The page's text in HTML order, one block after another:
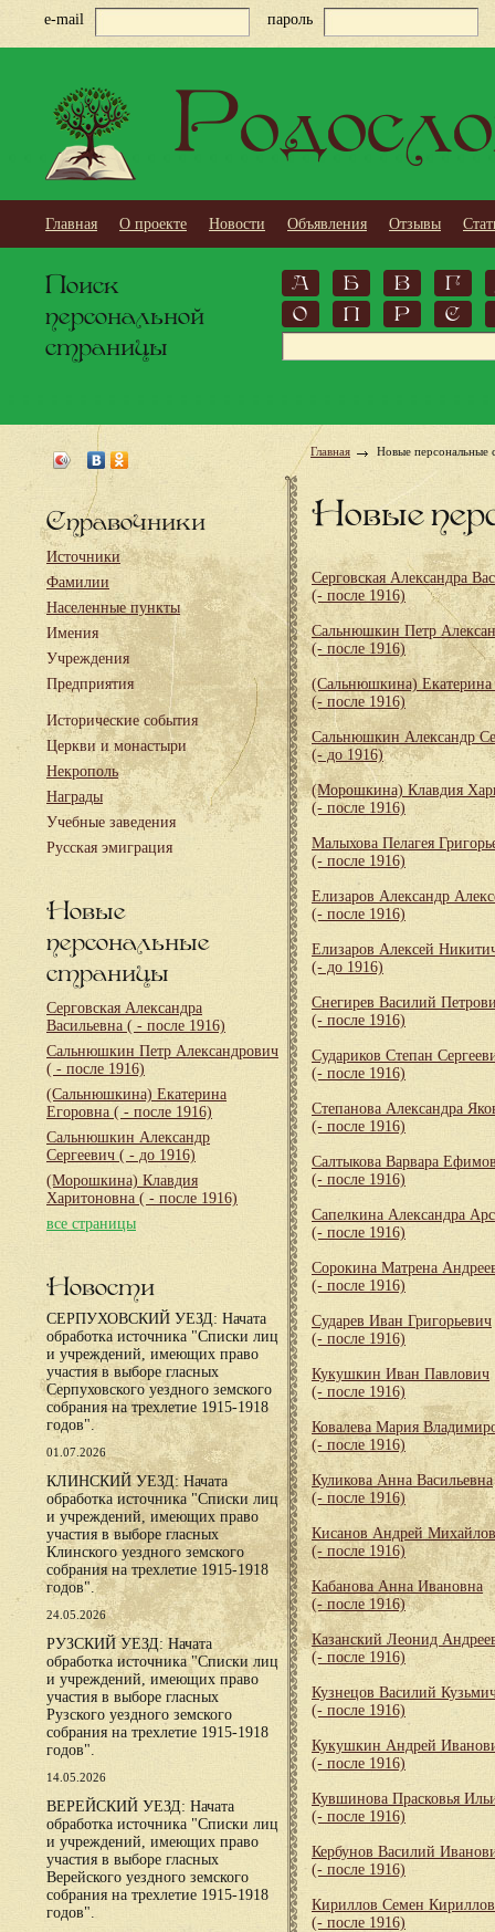
e-mail пароль
Главная О проекте Новости Объявления Отзывы
Поиск
персональной
страницы
А Б В
Г
О
П Р С
Справочники
Источники
Фамилии
Населенные пункты
Имения
Учреждения
Предприятия
Исторические события
Церкви и монастыри
Некрополь
Награды
Учебные заведения
Русская эмиграция
Новые
персональные
страницы
Серговская Александра
Васильевна ( - после 1916)
Сальнюшкин Петр Александрович
( - после 1916)
(Сальнюшкина) Екатерина
Егоровна ( - после 1916)
Сальнюшкин Александр
Сергеевич ( - до 1916)
(Морошкина) Клавдия
Харитоновна ( - после 1916)
все страницы
Новости
СЕРПУХОВСКИЙ УЕЗД: Начата
обработка источника "Списки лиц
и учреждений, имеющих право
участия в выборе гласных
Серпуховского уездного земского
собрания на трехлетие 1915-1918
годов".
01.07.2026
КЛИНСКИЙ УЕЗД: Начата
обработка источника "Списки лиц
и учреждений, имеющих право
участия в выборе гласных
Клинского уездного земского
собрания на трехлетие 1915-1918
годов".
24.05.2026
РУЗСКИЙ УЕЗД: Начата
обработка источника "Списки лиц
и учреждений, имеющих право
участия в выборе гласных
Рузского уездного земского
собрания на трехлетие 1915-1918
годов".
14.05.2026
ВЕРЕЙСКИЙ УЕЗД: Начата
обработка источника "Списки лиц
и учреждений, имеющих право
участия в выборе гласных
Верейского уездного земского
собрания на трехлетие 1915-1918
годов".
Главная Новые персональные
Новые
Серговская Александра
(- после 1916)
Сальнюшкин Петр
(- после 1916)
(Сальнюшкина) Екатерина
(- после 1916)
Сальнюшкин Александр
(- до 1916)
(Морошкина) Клавдия
(- после 1916)
Малыхова Пелагея
(- после 1916)
Елизаров Александр
(- после 1916)
Елизаров Алексей
(- до 1916)
Снегирев Василий
(- после 1916)
Судариков Степан
(- после 1916)
Степанова Александра
(- после 1916)
Салтыкова Варвара
(- после 1916)
Сапелкина Александра
(- после 1916)
Сорокина Матрена
(- после 1916)
Сударев Иван Григорьевич
(- после 1916)
Кукушкин Иван Павлович
(- после 1916)
Ковалева Мария
(- после 1916)
Куликова Анна Васильевна
(- после 1916)
Кисанов Андрей
(- после 1916)
Кабанова Анна Ивановна
(- после 1916)
Казанский Леонид
(- после 1916)
Кузнецов Василий
(- после 1916)
Кукушкин Андрей
(- после 1916)
Кувшинова Прасковья
(- после 1916)
Кербунов Василий
(- после 1916)
Кириллов Семен
(- после 1916)